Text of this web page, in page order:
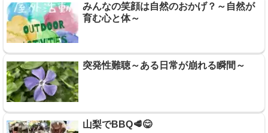
みんなの笑顔は自然のおかげ？～自然が
育む心と体～
突発性難聴～ある日常が崩れる瞬間～
山梨でBBQ🥩😋